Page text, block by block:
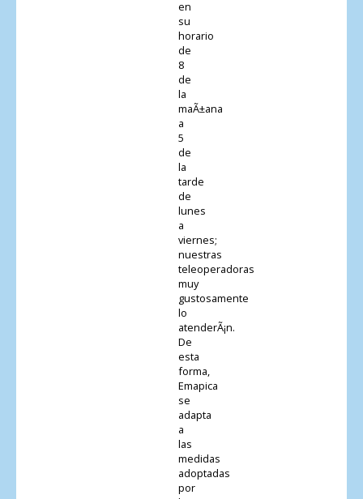
en
su
horario
de
8
de
la
maÃ±ana
a
5
de
la
tarde
de
lunes
a
viernes;
nuestras
teleoperadoras
muy
gustosamente
lo
atenderÃ¡n.
De
esta
forma,
Emapica
se
adapta
a
las
medidas
adoptadas
por